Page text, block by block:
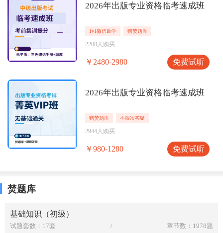
2026年出版专业资格临考速成班
1v1微信助学 赠焚题库
2208人购买
￥2480-2980 免费试听
2026年出版专业资格临考速成班
赠焚题库 不限次答疑
2944人购买
￥980-1280 免费试听
焚题库
基础知识（初级）
试题套数：17套 / 章节数：1978题